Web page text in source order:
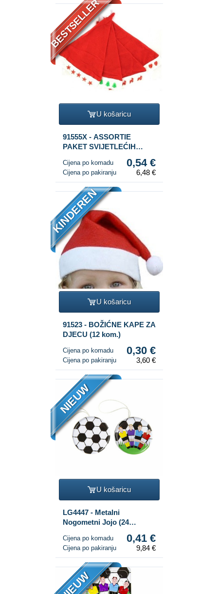
BESTSELLER
U košaricu
91555X - ASSORTIE
PAKET SVIJETLEĆIH
Cijena po komadu 0,54 €
Cijena po pakiranju 6,48 €
KINDEREN
U košaricu
91523 - BOŽIĆNE KAPE ZA
DJECU (12 kom.)
Cijena po komadu 0,30 €
Cijena po pakiranju 3,60 €
NIEUW
U košaricu
LG4447 - Metalni
Nogometni Jojo (24
Cijena po komadu 0,41 €
Cijena po pakiranju 9,84 €
NIEUW